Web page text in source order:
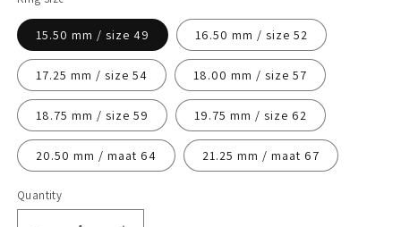
15.50 mm / size 49 16.50 mm / size 52
17.25 mm / size 54 18.00 mm / size 57
18.75 mm / size 59 19.75 mm / size 62
20.50 mm / maat 64 21.25 mm / maat 67
Quantity